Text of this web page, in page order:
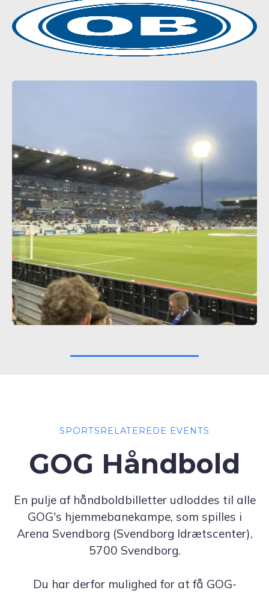
SPORTSRELATEREDE EVENTS
GOG Håndbold
En pulje af håndboldbilletter udloddes til alle
GOG's hjemmebanekampe, som spilles i
Arena Svendborg (Svendborg Idrætscenter),
5700 Svendborg.
Du har derfor mulighed for at få GOG-